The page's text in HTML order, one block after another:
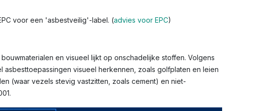
voor een 'asbestveilig'-label. (advies voor EPC)
en visueel lijkt op onschadelijke stoffen. Volgens
visueel herkennen, zoals golfplaten en leien
(waar vezels stevig vastzitten, zoals cement) en niet-